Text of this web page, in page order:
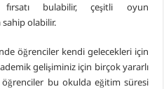
fırsatı bulabilir, çeşitli oyun
sahip olabilir.
öğrenciler kendi gelecekleri için
gelişiminiz için birçok yararlı
bu okulda eğitim süresi